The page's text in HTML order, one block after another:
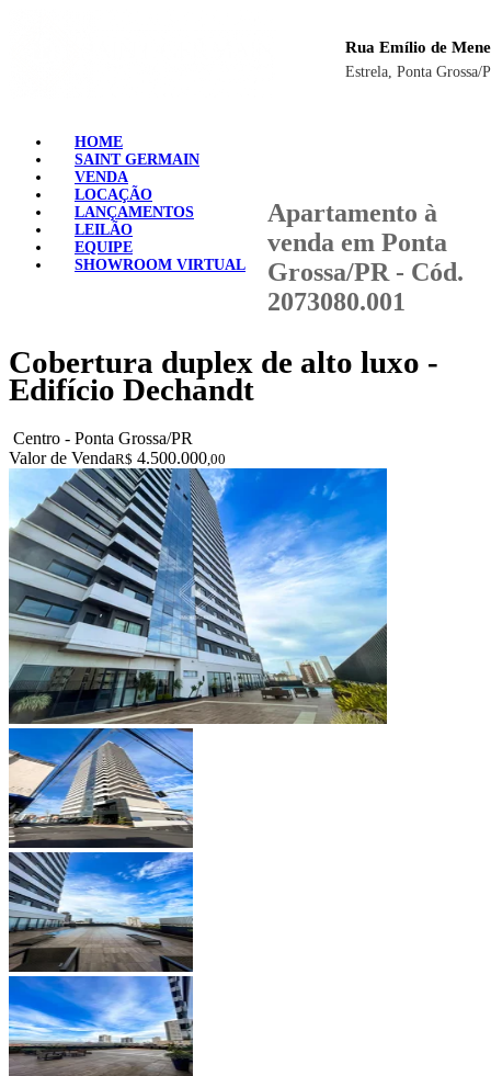
Rua Emílio de
Estrela, Ponta Grossa/
HOME
SAINT GERMAIN
VENDA
LOCAÇÃO
LANÇAMENTOS
LEILÃO
EQUIPE
SHOWROOM VIRTUAL
Apartamento à
venda em Ponta
Grossa/PR - Cód.
2073080.001
Cobertura duplex de alto luxo -
Edifício Dechandt
Centro - Ponta Grossa/PR
Valor de VendaR$ 4.500.000,00